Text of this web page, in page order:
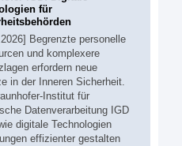
für
Begrenzte personelle
und komplexere
erfordern neue
in der Inneren Sicherheit.
Institut für
Datenverarbeitung IGD
digitale Technologien
effizienter gestalten